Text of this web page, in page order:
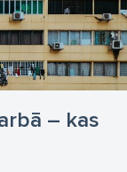
sildīšanas
čilleri
– kas